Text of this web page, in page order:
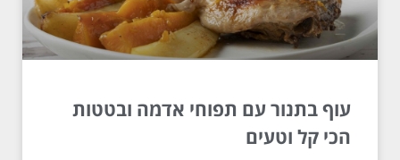
עוף בתנור עם תפוחי אדמה ובטטות
הכי קל וטעים